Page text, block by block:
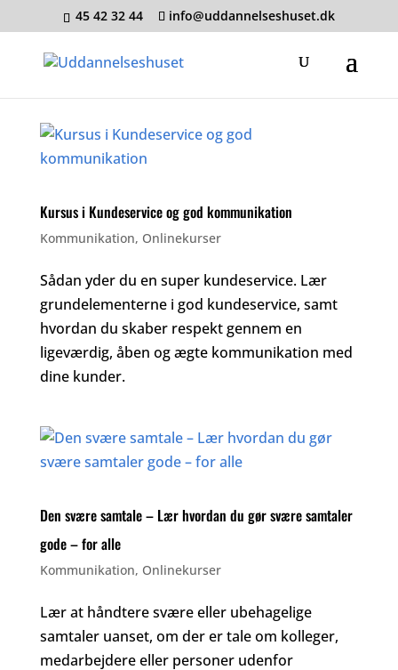
45 42 32 44 info@uddannelseshuset.dk
Kursus i Kundeservice og god kommunikation
Kommunikation, Onlinekurser
Sådan yder du en super kundeservice. Lær
grundelementerne i god kundeservice, samt
hvordan du skaber respekt gennem en
ligeværdig, åben og ægte kommunikation med
dine kunder.
Den svære samtale – Lær hvordan du gør svære samtaler
gode – for alle
Kommunikation, Onlinekurser
Lær at håndtere svære eller ubehagelige
samtaler uanset, om der er tale om kolleger,
medarbejdere eller personer udenfor